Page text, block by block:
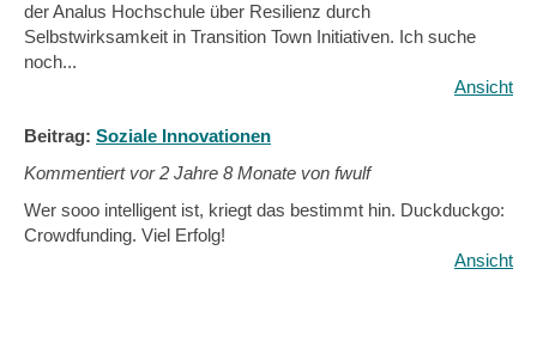
der Analus Hochschule über Resilienz durch
Selbstwirksamkeit in Transition Town Initiativen. Ich suche
noch...
Ansicht
Beitrag: Soziale Innovationen
Kommentiert vor2 Jahre 8 Monate von fwulf
Wer sooo intelligent ist, kriegt das bestimmt hin. Duckduckgo:
Crowdfunding. Viel Erfolg!
Ansicht